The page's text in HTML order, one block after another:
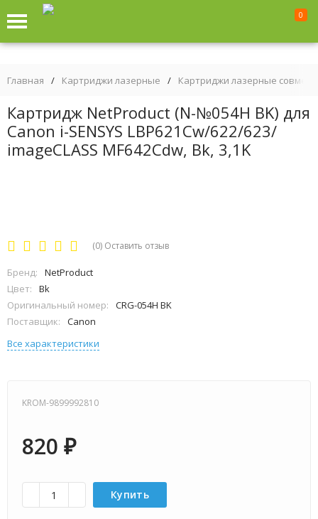
0
Главная / Картриджи лазерные / Картриджи лазерные
Картридж NetProduct (N-№054H BK) для
Canon i-SENSYS LBP621Cw/622/623/
imageCLASS MF642Cdw, Bk, 3,1K
(0) Оставить отзыв
Бренд:
NetProduct
Цвет:
Bk
Оригинальный номер:
CRG-054H BK
Поставщик:
Canon
Все характеристики
KROM-9899992810
820 ₽
Купить